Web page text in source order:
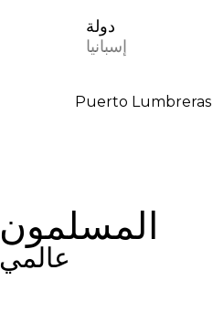
دولة
إسبانيا
Puerto Lumbreras
المسلمون
عالمي